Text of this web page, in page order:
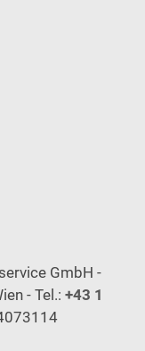
GmbH -
- Tel.: +43 1